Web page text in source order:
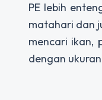
PE lebih
matahari dan
mencari ikan,
dengan